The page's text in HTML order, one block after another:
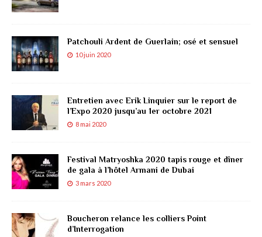
Patchouli Ardent de Guerlain; osé et sensuel
10 juin 2020
Entretien avec Erik Linquier sur le report de
l’Expo 2020 jusqu’au 1er octobre 2021
8 mai 2020
Festival Matryoshka 2020 tapis rouge et dîner
de gala à l’hôtel Armani de Dubai
3 mars 2020
Boucheron relance les colliers Point
d’Interrogation